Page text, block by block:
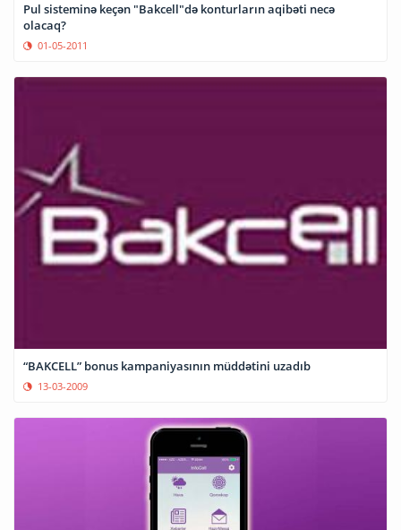
Pul sisteminə keçən "Bakcell"də konturların aqibəti necə
olacaq?
01-05-2011
“BAKCELL” bonus kampaniyasının müddətini uzadıb
13-03-2009